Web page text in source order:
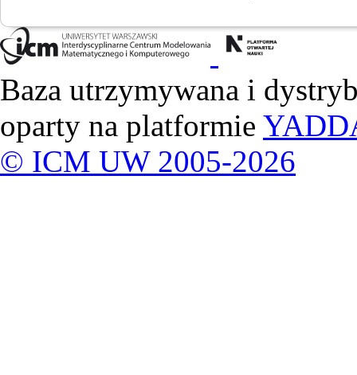
Baza utrzymywana i
oparty na platformie
© ICM UW 2005-2026